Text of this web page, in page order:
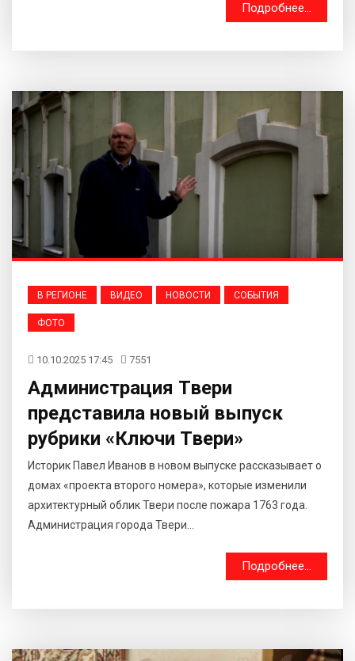
Подробнее...
В РЕГИОНЕ ВИДЕО НОВОСТИ СОБЫТИЯ
ФОТО
10.10.2025 17:45 7551
Администрация Твери
представила новый выпуск
рубрики «Ключи Твери»
Историк Павел Иванов в новом выпуске рассказывает о
домах «проекта второго номера», которые изменили
архитектурный облик Твери после пожара 1763 года.
Администрация города Твери...
Подробнее...